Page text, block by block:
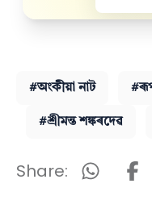
#অংকীয়া নাট
#শ্ৰীমন্ত শঙ্কৰদেৱ
Share: